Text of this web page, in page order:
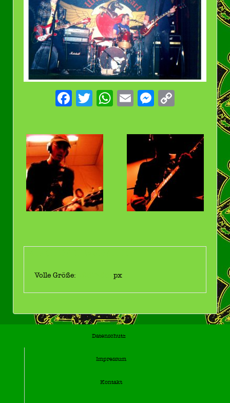
Facebook
Twitter
WhatsApp
Email
Volle Größe: px
Datenschutz
Impressum
Kontakt